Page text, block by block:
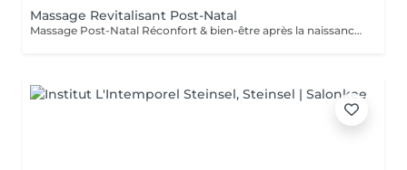
Massage Revitalisant Post-Natal
Massage Post-Natal Réconfort & bien-être après la naissance La période post-natale est un moment unique dans la vie d'une femme. Après l'accouchement, il est essentiel de prendre soin de soi pour retrouver son équilibre et son énergie. Notre Massage Post-Natal a été conçu pour vous offrir un moment de profonde détente, de réconfort et d'accompagnement dans cette nouvelle étape de vie. Les bienfaits du Massage Post-Natal -Retrouver son équilibre : aide le corps à récupérer plus rapidement et à retrouver son harmonie naturelle. -Remodeler la silhouette : accompagne en douceur la réappropriation du corps après la grossesse. -Stimuler la vitalité : combat la fatigue et redonne énergie et dynamisme. -Soulager les jambes lourdes et les tensions musculaires : procure un apaisement immédiat grâce à des gestes adaptés. -Favoriser l'élimination des toxines : soutient le processus naturel de purification de l'organisme. Après avoir donné la vie, offrez-vous ce précieux moment de bien-être. Cédric veille à ce que chaque séance soit une expérience sécurisée, apaisante et entièrement dédiée à votre récupération. Découvrez également nos cartes forfaits pour prolonger ces instants de douceur et de ressourcement. Ce soin est déconseillé en cas de contre-indication médicale (demandez toujours l'avis de votre médecin). Avertissement : Nos massages sont exclusivement dédiés au bien-être et à la relaxation. Ils ne remplacent pas un suivi médical et ne relèvent pas de la kinésithérapie.